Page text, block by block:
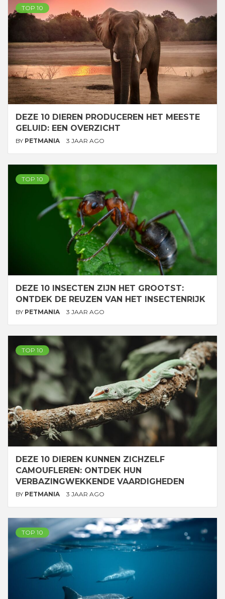
TOP 10
DEZE 10 DIEREN PRODUCEREN HET MEESTE
GELUID: EEN OVERZICHT
BY PETMANIA 3 JAAR AGO
TOP 10
DEZE 10 INSECTEN ZIJN HET GROOTST:
ONTDEK DE REUZEN VAN HET INSECTENRIJK
BY PETMANIA 3 JAAR AGO
TOP 10
DEZE 10 DIEREN KUNNEN ZICHZELF
CAMOUFLEREN: ONTDEK HUN
VERBAZINGWEKKENDE VAARDIGHEDEN
BY PETMANIA 3 JAAR AGO
TOP 10